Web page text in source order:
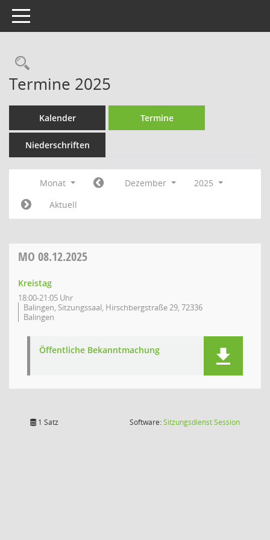
Toggle navigation
Rechercheauswahl
Termine 2025
Kalender Termine
Niederschriften
Monat Dezember
2025
Aktuell
MO 08.12.2025
Kreistag
18:00-21:05 Uhr
Balingen, Sitzungssaal, Hirschbergstraße 29, 72336
Balingen
Öffentliche Bekanntmachung
1 Satz Software:SitzungsdienstSession(Wird in